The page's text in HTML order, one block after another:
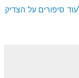
סיפורים על הצדיק